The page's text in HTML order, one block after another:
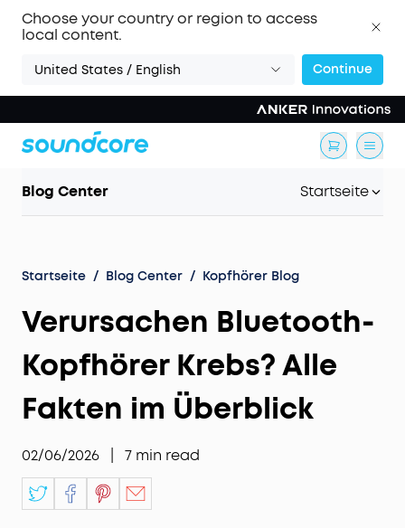
Choose your country or region to access
local content.
United States / English Continue
Blog Center Startseite
Startseite / Blog Center / Kopfhörer Blog
Verursachen Bluetooth-
Kopfhörer Krebs? Alle
Fakten im Überblick
02/06/2026 7 min read